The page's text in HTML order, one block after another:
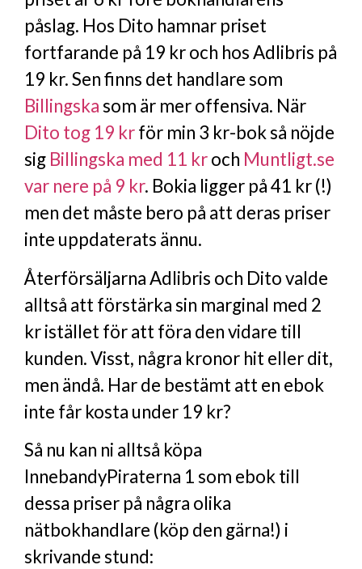
påslag. Hos Dito hamnar priset
fortfarande på 19 kr och hos Adlibris på
19 kr. Sen finns det handlare som
Billingskasom är mer offensiva. När
Dito tog 19 krför min 3 kr-bok så nöjde
sig Billingska med 11 kroch Muntligt.se
var nere på 9 kr. Bokia ligger på 41 kr (!)
men det måste bero på att deras priser
inte uppdaterats ännu.
Återförsäljarna Adlibris och Dito valde
alltså att förstärka sin marginal med 2
kr istället för att föra den vidare till
kunden. Visst, några kronor hit eller dit,
men ändå. Har de bestämt att en ebok
inte får kosta under 19 kr?
Så nu kan ni alltså köpa
InnebandyPiraterna 1 som ebok till
dessa priser på några olika
nätbokhandlare (köp den gärna!) i
skrivande stund: